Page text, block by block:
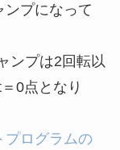
プになって
ンプは2回転以
0点となり
ログラムの